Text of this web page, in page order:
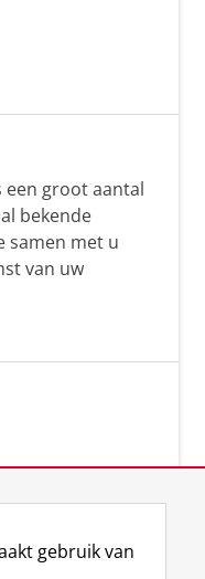
groot aantal
bekende
samen met u
van uw
gebruik van